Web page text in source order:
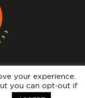
: IM069140005 - GARANTIE
your experience.
you can opt-out if